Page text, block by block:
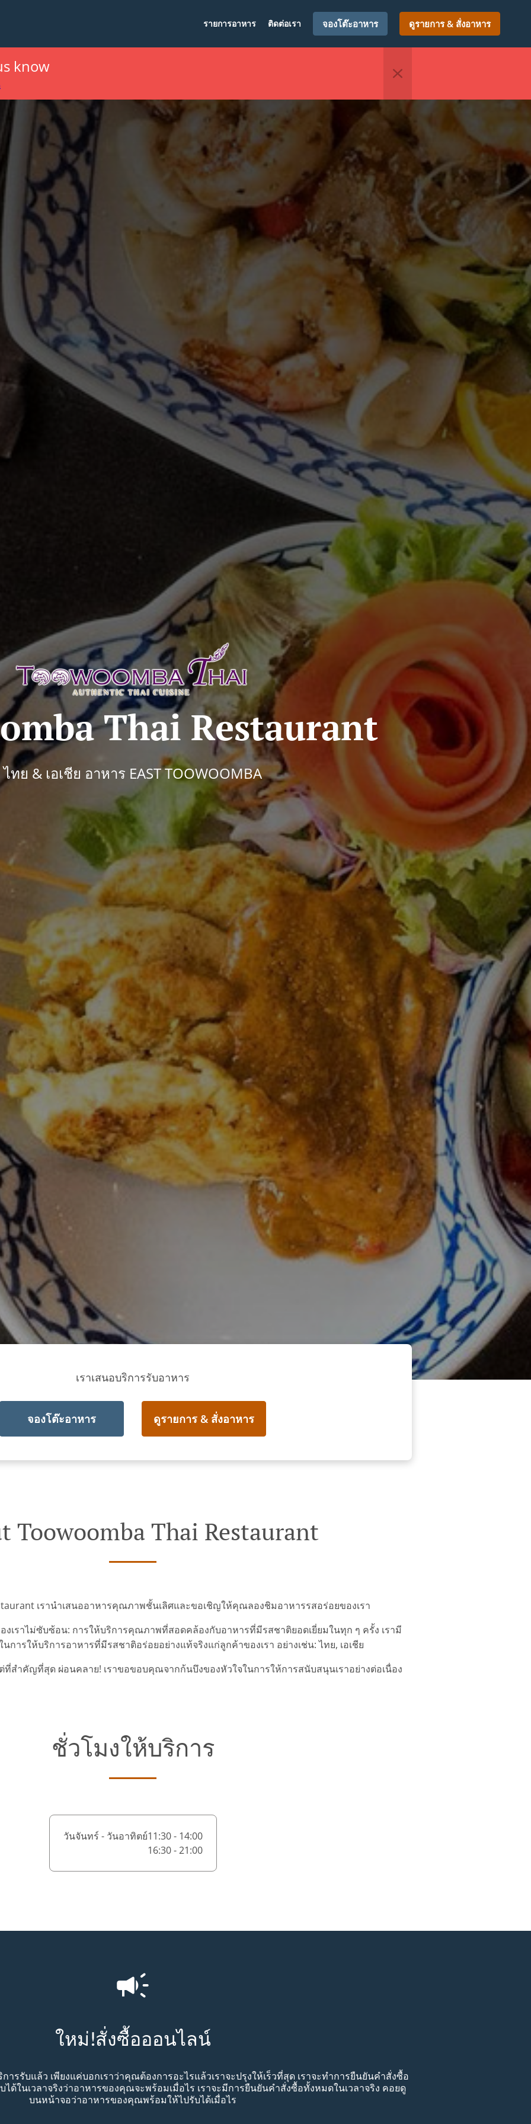
รายการอาหาร ติดต่อเรา จองโต๊ะอาหาร ดูรายการ & สั่งอาหาร
know
Thai Restaurant
ไทย & เอเชีย อาหาร EAST TOOWOOMBA
เราเสนอบริการรับอาหาร
จองโต๊ะอาหาร ดูรายการ & สั่งอาหาร
Toowoomba Thai Restaurant
เรานำเสนออาหารคุณภาพชั้นเลิศและขอเชิญให้คุณลองชิมอาหารรสอร่อยของเรา
งเราไม่ซับซ้อน: การให้บริการคุณภาพที่สอดคล้องกับอาหารที่มีรสชาติยอดเยี่ยมในทุก ๆ ครั้ง เรามี
นการให้บริการอาหารที่มีรสชาติอร่อยอย่างแท้จริงแก่ลูกค้าของเรา อย่างเช่น: ไทย, เอเชีย
ที่สำคัญที่สุด ผ่อนคลาย! เราขอขอบคุณจากก้นบึงของหัวใจในการให้การสนับสนุนเราอย่างต่อเนื่อง
ชั่วโมงให้บริการ
วันจันทร์ - วันอาทิตย์11:30 - 14:00
16:30 - 21:00
ใหม่!สั่งซื้อออนไลน์
รรับแล้ว เพียงแค่บอกเราว่าคุณต้องการอะไรแล้วเราจะปรุงให้เร็วที่สุด เราจะทำการยืนยันคำสั่งซื้อ
ด้ในเวลาจริงว่าอาหารของคุณจะพร้อมเมื่อไร เราจะมีการยืนยันคำสั่งซื้อทั้งหมดในเวลาจริง คอยดู
บนหน้าจอว่าอาหารของคุณพร้อมให้ไปรับได้เมื่อไร